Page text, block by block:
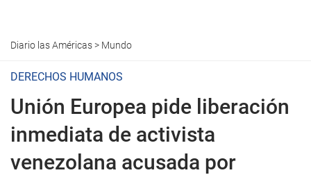
Diario las Américas> Mundo
DERECHOS HUMANOS
Unión Europea pide liberación
inmediata de activista
venezolana acusada por